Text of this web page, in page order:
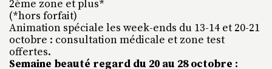
2ème zone et plus*
(*hors forfait)
Animation spéciale les week-ends du 13-14 et 20-21
octobre : consultation médicale et zone test
offertes.
Semaine beauté regard du 20 au 28 octobre :